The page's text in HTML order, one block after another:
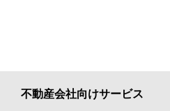
不動産会社向けサービス